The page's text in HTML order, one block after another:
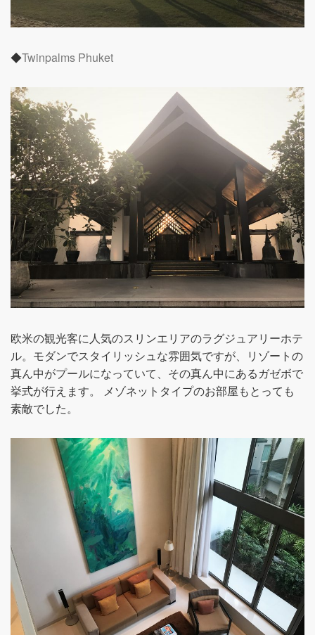
◆Twinpalms Phuket
欧米の観光客に人気のスリンエリアのラグジュアリーホテ
ル。モダンでスタイリッシュな雰囲気ですが、リゾートの
真ん中がプールになっていて、その真ん中にあるガゼボで
挙式が行えます。 メゾネットタイプのお部屋もとっても
素敵でした。